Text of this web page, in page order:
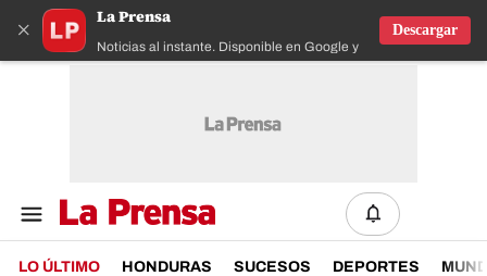
×
La Prensa
Noticias al instante. Disponible en Google y IOS
Descargar
LO ÚLTIMO HONDURAS SUCESOS DEPORTES